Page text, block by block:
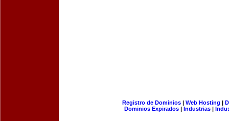
Registro de Dominios| Web Hosting |
Dominios Expirados | Industrias |